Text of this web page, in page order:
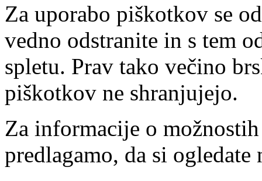
Za uporabo piškotkov se
vedno odstranite in s tem
spletu. Prav tako večino
piškotkov ne shranjujejo.
Za informacije o
predlagamo, da si ogledate